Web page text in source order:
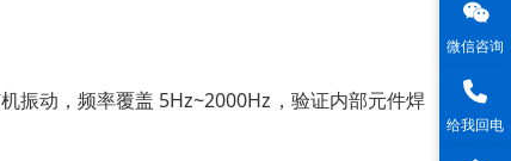
振动，频率覆盖 5Hz~2000Hz，验证内部元件焊
微信咨询
给我回电